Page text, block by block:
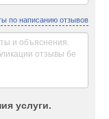
по написанию отзывов
услуги.